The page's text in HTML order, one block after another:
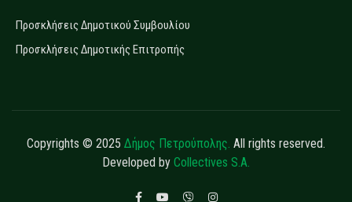
Προσκλήσεις Δημοτικού Συμβουλίου
Προσκλήσεις Δημοτικής Επιτροπής
Copyrights © 2025 Δήμος Πετρούπολης. All rights reserved.
Developed by Collectives S.A.